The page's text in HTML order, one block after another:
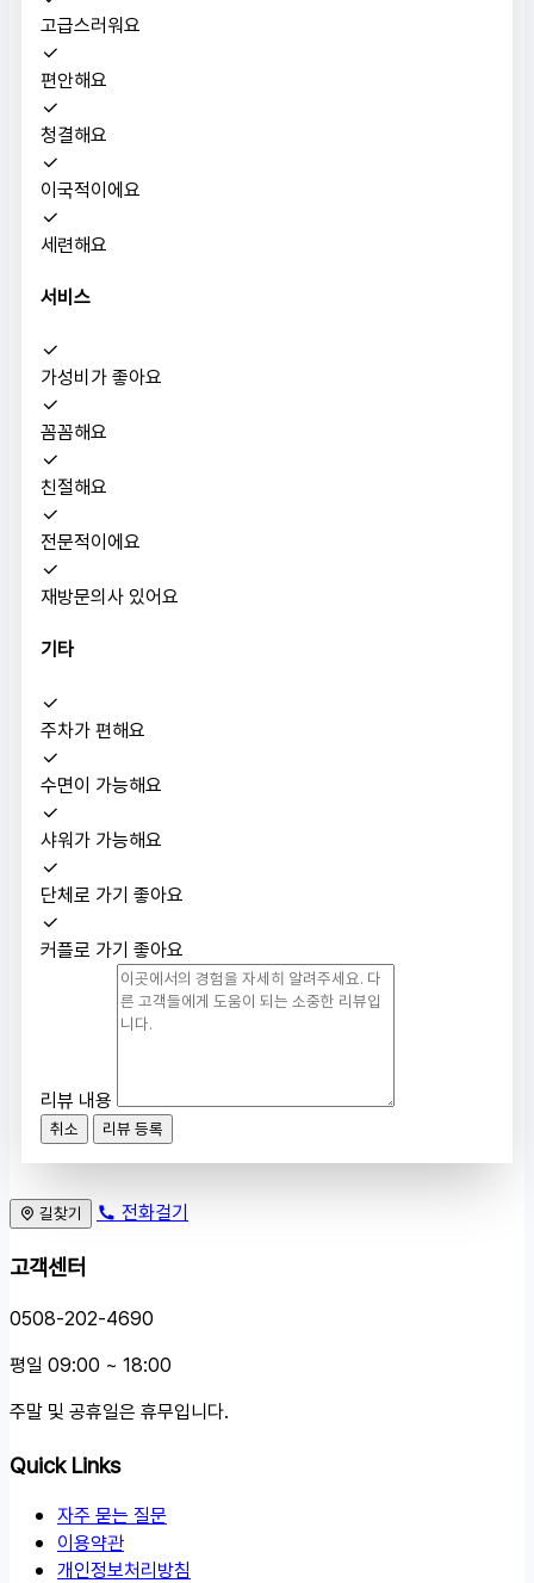
고급스러워요
편안해요
청결해요
이국적이에요
세련해요
서비스
가성비가 좋아요
꼼꼼해요
친절해요
전문적이에요
재방문의사 있어요
기타
주차가 편해요
수면이 가능해요
샤워가 가능해요
단체로 가기 좋아요
커플로 가기 좋아요
리뷰 내용
취소 리뷰 등록
길찾기 전화걸기
고객센터
0508-202-4690
평일 09:00 ~ 18:00
주말 및 공휴일은 휴무입니다.
Quick Links
자주 묻는 질문
이용약관
개인정보처리방침